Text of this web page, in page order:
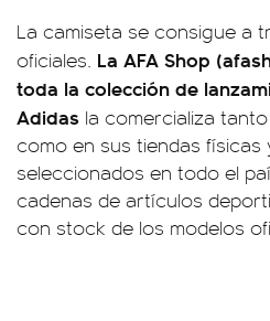
La camiseta se consigue a
oficiales. La AFA Shop
toda la colección de
Adidas la comercializa
como en sus tiendas físicas
seleccionados en todo el
cadenas de artículos
con stock de los modelos